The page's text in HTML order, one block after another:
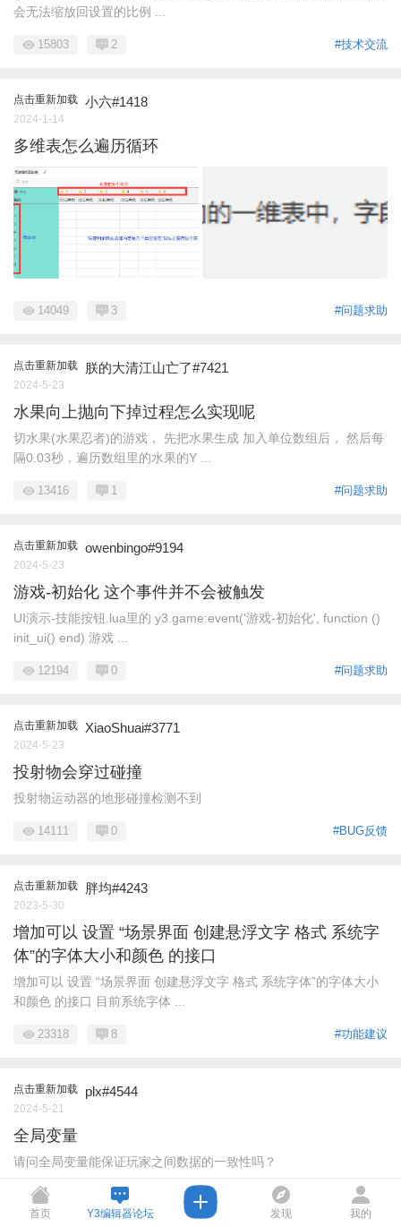
会无法缩放回设置的比例 ...
#技术交流
15803 2
点击重新加载 小六#1418
2024-1-14
多维表怎么遍历循环
#问题求助
14049 3
点击重新加载 朕的大清江山亡了#7421
2024-5-23
水果向上抛向下掉过程怎么实现呢
切水果(水果忍者)的游戏， 先把水果生成 加入单位数组后， 然后每
隔0.03秒，遍历数组里的水果的Y ...
#问题求助
13416 1
点击重新加载 owenbingo#9194
2024-5-23
游戏-初始化 这个事件并不会被触发
UI演示-技能按钮.lua里的 y3.game:event('游戏-初始化', function ()
init_ui() end) 游戏 ...
#问题求助
12194 0
点击重新加载 XiaoShuai#3771
2024-5-23
投射物会穿过碰撞
投射物运动器的地形碰撞检测不到
#BUG反馈
14111 0
点击重新加载 胖均#4243
2023-5-30
增加可以 设置 “场景界面 创建悬浮文字 格式 系统字
体”的字体大小和颜色 的接口
增加可以 设置 “场景界面 创建悬浮文字 格式 系统字体”的字体大小
和颜色 的接口 目前系统字体 ...
#功能建议
23318 8
点击重新加载 plx#4544
2024-5-21
全局变量
请问全局变量能保证玩家之间数据的一致性吗？
#技术交流
16541 2
首页 Y3编辑器论坛 发现 我的